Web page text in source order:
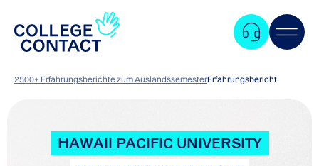
2500+ Erfahrungsberichte zum AuslandssemesterErfahrungsbericht
HAWAII PACIFIC UNIVERSITY